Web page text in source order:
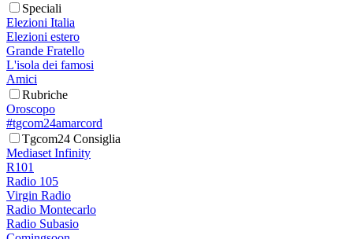
Speciali
Elezioni Italia
Elezioni estero
Grande Fratello
L'isola dei famosi
Amici
Rubriche
Oroscopo
#tgcom24amarcord
Tgcom24 Consiglia
Mediaset Infinity
R101
Radio 105
Virgin Radio
Radio Montecarlo
Radio Subasio